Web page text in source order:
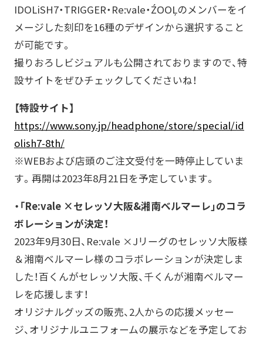
IDOLiSH7・TRIGGER・Re:vale・ŹOOĻのメンバーをイ
メージした刻印を16種のデザインから選択すること
が可能です。
撮りおろしビジュアルも公開されておりますので、特
設サイトをぜひチェックしてくださいね！
【特設サイト】
https://www.sony.jp/headphone/store/special/id
olish7-8th/
※WEBおよび店頭のご注文受付を一時停止していま
す。再開は2023年8月21日を予定しています。
・「Re:vale ×セレッソ大阪&湘南ベルマーレ」のコラ
ボレーションが決定！
2023年9月30日、Re:vale ×Jリーグのセレッソ大阪様
＆湘南ベルマーレ様のコラボレーションが決定しま
した！百くんがセレッソ大阪、千くんが湘南ベルマー
レを応援します！
オリジナルグッズの販売、2人からの応援メッセー
ジ、オリジナルユニフォームの展示などを予定してお